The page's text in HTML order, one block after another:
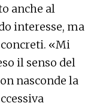
anche al
interesse, ma
«Mi
il senso del
nasconde la